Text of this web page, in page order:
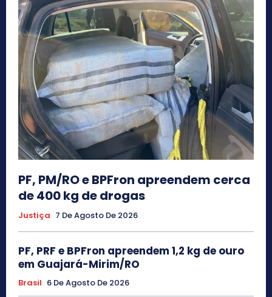
PF, PM/RO e BPFron apreendem cerca
de 400 kg de drogas
Justiça 7 De Agosto De 2026
PF, PRF e BPFron apreendem 1,2 kg de ouro
em Guajará-Mirim/RO
Brasil 6 De Agosto De 2026